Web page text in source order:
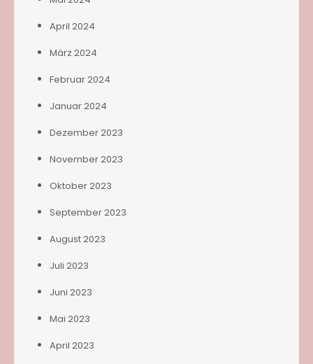
April 2024
März 2024
Februar 2024
Januar 2024
Dezember 2023
November 2023
Oktober 2023
September 2023
August 2023
Juli 2023
Juni 2023
Mai 2023
April 2023